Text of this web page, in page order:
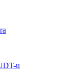
u